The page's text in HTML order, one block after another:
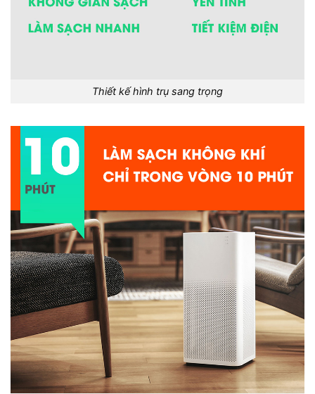
Thiết kế hình trụ sang trọng